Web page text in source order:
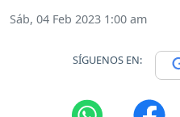
Sáb, 04 Feb 2023 1:00 am
SÍGUENOS EN: